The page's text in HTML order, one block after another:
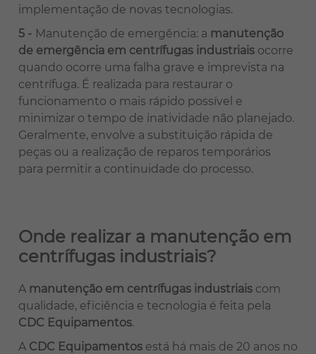
implementação de novas tecnologias.
Manutenção de emergência: a manutenção
de emergência em centrífugas industriais ocorre
quando ocorre uma falha grave e imprevista na
centrífuga. É realizada para restaurar o
funcionamento o mais rápido possível e
minimizar o tempo de inatividade não planejado.
Geralmente, envolve a substituição rápida de
peças ou a realização de reparos temporários
para permitir a continuidade do processo.
Onde realizar a manutenção em
centrífugas industriais?
A manutenção em centrífugas industriais com
qualidade, eficiência e tecnologia é feita pela
CDC Equipamentos.
A CDC Equipamentos está há mais de 20 anos no